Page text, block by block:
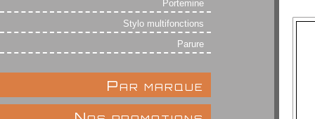
Portemine
Stylo multifonctions
Parure
Par marque